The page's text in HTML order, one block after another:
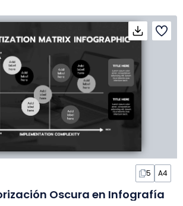
5 A4
Oscura en Infografía